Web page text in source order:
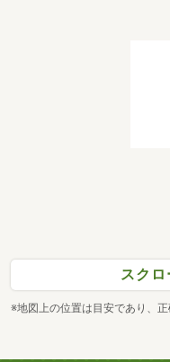
スク
※地図上の位置は目安であり、